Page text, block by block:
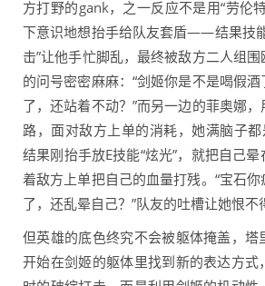
方打野的gank，之一反应不是用“劳伦
下意识地想抬手给队友套盾——结果技
击”让他手忙脚乱，最终被敌方二人组
的问号密密麻麻：“剑姬你是不是喝假
了，还站着不动？”而另一边的菲奥娜
路，面对敌方上单的消耗，她满脑子都
结果刚抬手放E技能“炫光”，就把自己
着敌方上单把自己的血量打残。“宝石
了，还乱晕自己？”队友的吐槽让她恨不
但英雄的底色终究不会被躯体掩盖，塔
开始在剑姬的躯体里找到新的表达方式